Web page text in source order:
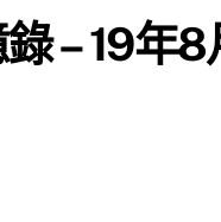
– 19年8